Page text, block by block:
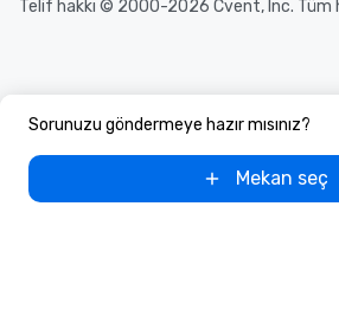
Sorunuzu göndermeye hazır mısınız?
Mekan seç
Telif hakkı © 2000-2026 Cvent, Inc. Tüm